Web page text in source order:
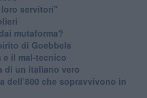
servitori"
mutaforma?
di Goebbels
e il mal-tecnico
di un italiano vero
dell’800 che sopravvivono in